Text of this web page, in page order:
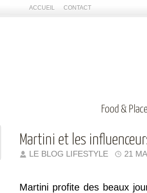
ACCUEIL CONTACT
Food &
Martini et les
LE BLOG LIFESTYLE 21
Martini profite des beaux